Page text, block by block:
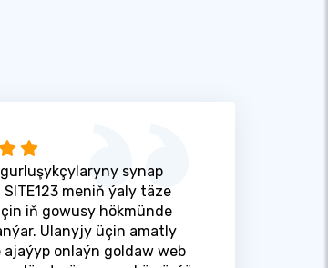
synap
SITE123 meniň ýaly täze
iň gowusy hökmünde
Ulanyjy üçin amatly
ajaýyp onlaýn goldaw web